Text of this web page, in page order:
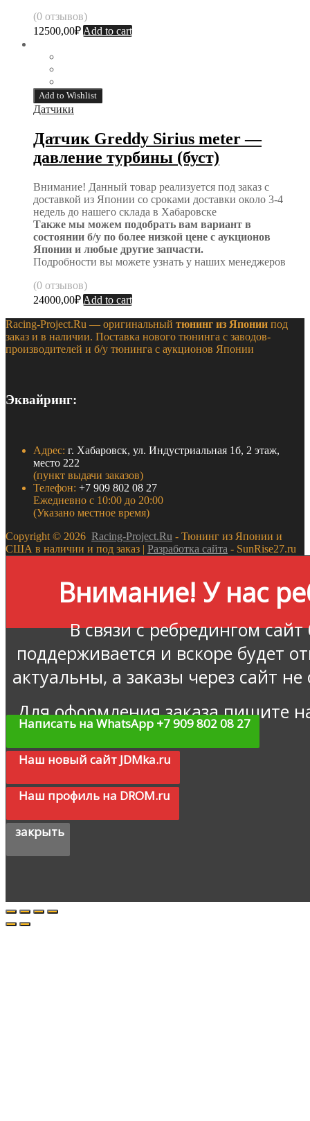
(0 отзывов)
12500,00₽ Add to cart
Add to Wishlist
Датчики
Датчик Greddy Sirius meter —
давление турбины (буст)
Внимание! Данный товар реализуется под заказ с
доставкой из Японии со сроками доставки около 3-4
недель до нашего склада в Хабаровске
Также мы можем подобрать вам вариант в
состоянии б/у по более низкой цене с аукционов
Японии и любые другие запчасти.
Подробности вы можете узнать у наших менеджеров
(0 отзывов)
24000,00₽ Add to cart
Racing-Project.Ru — оригинальный тюнинг из Японии под
заказ и в наличии. Поставка нового тюнинга с заводов-
производителей и б/у тюнинга с аукционов Японии
Эквайринг:
Адрес: г. Хабаровск, ул. Индустриальная 1б, 2 этаж,
место 222
(пункт выдачи заказов)
Телефон: +7 909 802 08 27
Ежедневно с 10:00 до 20:00
(Указано местное время)
Copyright © 2026 Racing-Project.Ru - Тюнинг из Японии и
США в наличии и под заказ | Разработка сайта - SunRise27.ru
Внимание! У нас
В связи с ребредингом
поддерживается и вскоре будет
актуальны, а заказы через сайт
Для оформления заказа пишите
Написать на WhatsApp +7 909 802 08 27
Наш новый сайт JDMka.ru
Наш профиль на DROM.ru
закрыть